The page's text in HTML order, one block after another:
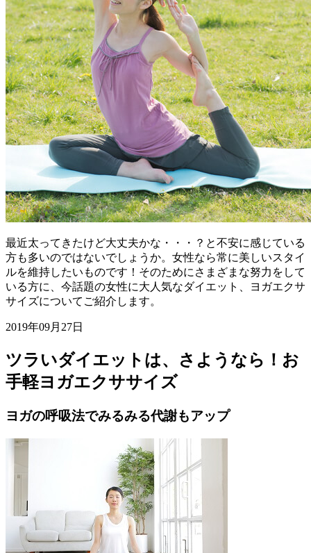
最近太ってきたけど大丈夫かな・・・？と不安に感じている
方も多いのではないでしょうか。女性なら常に美しいスタイ
ルを維持したいものです！そのためにさまざまな努力をして
いる方に、今話題の女性に大人気なダイエット、ヨガエクサ
サイズについてご紹介します。
2019年09月27日
ツラいダイエットは、さようなら！お
手軽ヨガエクササイズ
ヨガの呼吸法でみるみる代謝もアップ